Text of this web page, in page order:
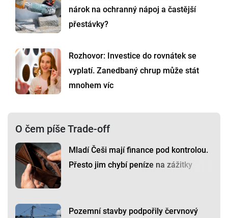
nárok na ochranný nápoj a častější
přestávky?
Rozhovor: Investice do rovnátek se
vyplatí. Zanedbaný chrup může stát
mnohem víc
O čem píše Trade-off
Mladí Češi mají finance pod kontrolou.
Přesto jim chybí peníze na zážitky
Pozemní stavby podpořily červnový